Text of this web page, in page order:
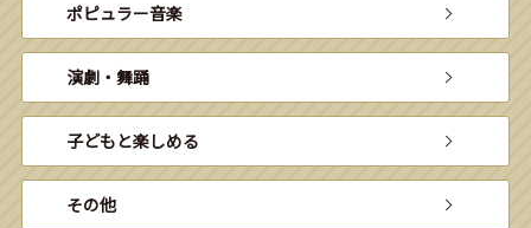
ポピュラー音楽
演劇・舞踊
子どもと楽しめる
その他